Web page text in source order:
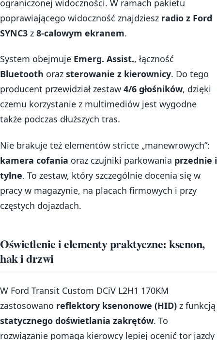
ograniczonej widoczności. W ramach pakietu
poprawiającego widoczność znajdziesz radio z Ford
SYNC3 z 8-calowym ekranem.
System obejmuje Emerg. Assist., łączność
Bluetooth oraz sterowanie z kierownicy. Do tego
producent przewidział zestaw 4/6 głośników, dzięki
czemu korzystanie z multimediów jest wygodne
także podczas dłuższych tras.
Nie brakuje też elementów stricte „manewrowych”:
kamera cofania oraz czujniki parkowania przednie i
tylne. To zestaw, który szczególnie docenia się w
pracy w magazynie, na placach firmowych i przy
częstych dojazdach.
Oświetlenie i elementy praktyczne: ksenon,
hak i drzwi
W Ford Transit Custom DCiV L2H1 170KM
zastosowano reflektory ksenonowe (HID) z funkcją
statycznego doświetlania zakrętów. To
rozwiązanie pomaga kierowcy lepiej ocenić tor jazdy